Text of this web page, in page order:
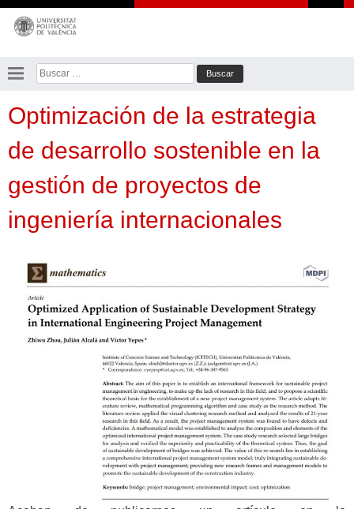
Saltar
contenido
Buscar:
Optimización de la estrategia
de desarrollo sostenible en la
gestión de proyectos de
ingeniería internacionales